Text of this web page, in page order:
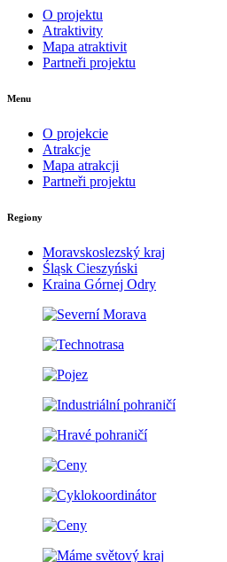
O projektu
Atraktivity
Mapa atraktivit
Partneři projektu
Menu
O projekcie
Atrakcje
Mapa atrakcji
Partneři projektu
Regiony
Moravskoslezský kraj
Śląsk Cieszyński
Kraina Górnej Odry